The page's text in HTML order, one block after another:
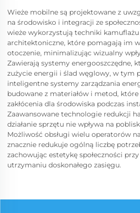
Wieże mobilne są projektowane z
na środowisko i integracji ze
wieże wykorzystują techniki
architektoniczne, które pomagają im
otoczenie, minimalizując wizualny
Zawierają systemy energooszczędne,
zużycie energii i ślad węglowy, w tym
inteligentne systemy zarządzania
budowane z materiałów i metod,
zakłócenia dla środowiska podczas
Zaawansowane technologie redukcji
działanie sprzętu nie wpływa na
Możliwość obsługi wielu operatorów
znacznie redukuje ogólną liczbę
zachowując estetykę społeczności
utrzymaniu doskonałego zasięgu.